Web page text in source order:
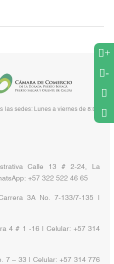
+
-
las sedes: Lunes a viernes de 8:00
Calle 13 # 2-24, La
+57 322 522 46 65
3A No. 7-133/7-135 |
4 # 1 -16 | Celular: +57 314
7 – 33 | Celular: +57 314 776